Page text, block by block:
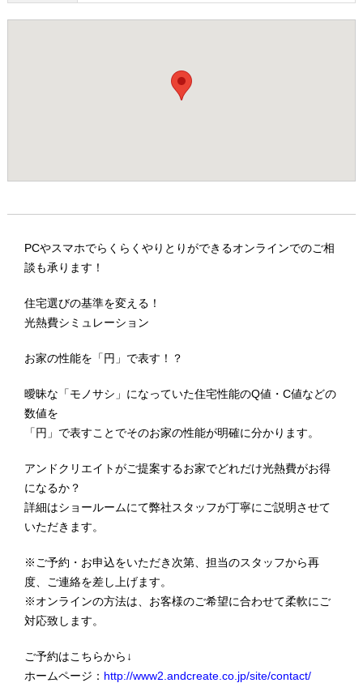
PCやスマホでらくらくやりとりができるオンラインでのご相
談も承ります！
住宅選びの基準を変える！
光熱費シミュレーション
お家の性能を「円」で表す！？
曖昧な「モノサシ」になっていた住宅性能のQ値・C値などの
数値を
「円」で表すことでそのお家の性能が明確に分かります。
アンドクリエイトがご提案するお家でどれだけ光熱費がお得
になるか？
詳細はショールームにて弊社スタッフが丁寧にご説明させて
いただきます。
※ご予約・お申込をいただき次第、担当のスタッフから再
度、ご連絡を差し上げます。
※オンラインの方法は、お客様のご希望に合わせて柔軟にご
対応致します。
ご予約はこちらから↓
ホームページ： http://www2.andcreate.co.jp/site/contact/